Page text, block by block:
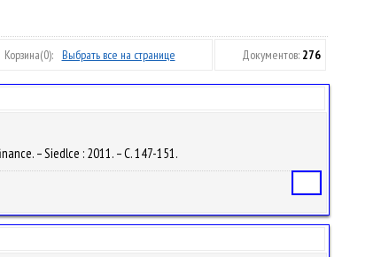
Корзина(0): Выбрать все на странице Документов: 276
– Siedlce : 2011. – С. 147-151.